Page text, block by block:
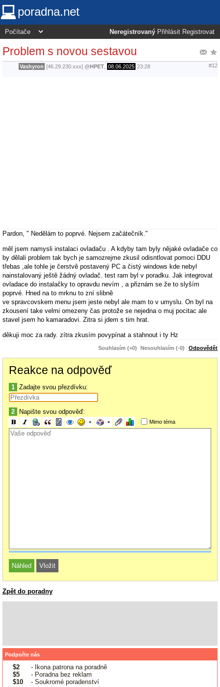
poradna.net
Neregistrovaný Přihlásit Registrovat
Problem s novou sestavou
Vashyron [46.29.230.xxx] @HPET 08.06.2025 23:28 #12
Pardon, " Nedělám to poprvé. Nejsem začátečník."
měl jsem namysli instalaci ovladaču . A kdyby tam byly nějaké ovladače co
by dělali problem tak bych je samozrejme zkusil odisntlovat pomoci DDU
třebas ,ale tohle je čerstvě postavený PC a čistý windows kde nebyl
nainstalovaný ještě žádný ovladač. test ram byl v poradku. Jak integrovat
ovladace do instalačky to opravdu nevím , a přiznám se že to slyším
poprvé. Hned na to mrknu to zní slibně
ve spravcovskem menu jsem jeste nebyl ale mam to v umyslu. On byl na
zkousení take velmi omezeny čas protože se nejedna o muj pocitac ale
stavel jsem ho kamaradovi. Zitra si jdem s tim hrat.
děkuji moc za rady. zítra zkusím povypínat a stahnout i ty Hz
Souhlasím (+0) Nesouhlasím (-0) Odpovědět
Reakce na odpověď
1 Zadajte svou přezdívku:
2 Napište svou odpověď:
Mimo téma
Zpět do poradny
Podpořte nás
$2
- Ikona patrona na poradně
$5
- Poradna bez reklam
$10
- Soukromé poradenství